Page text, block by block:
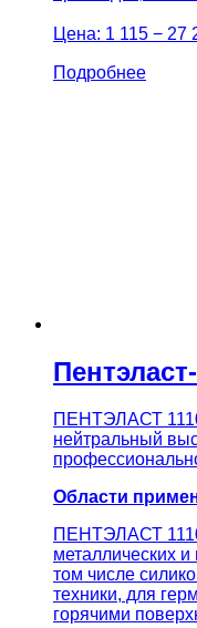
Цена: 1 115 − 27
Подробнее
ПЕНТЭЛАСТ
нейтральный
Области
ПЕНТЭЛАСТ
металлических
том числе
техники, для
горячими